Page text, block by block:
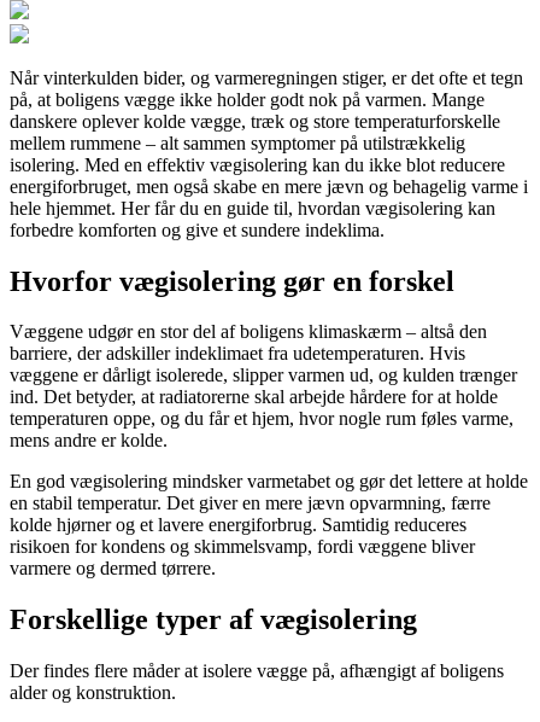
Når vinterkulden bider, og varmeregningen stiger, er det ofte et tegn
på, at boligens vægge ikke holder godt nok på varmen. Mange
danskere oplever kolde vægge, træk og store temperaturforskelle
mellem rummene – alt sammen symptomer på utilstrækkelig
isolering. Med en effektiv vægisolering kan du ikke blot reducere
energiforbruget, men også skabe en mere jævn og behagelig varme i
hele hjemmet. Her får du en guide til, hvordan vægisolering kan
forbedre komforten og give et sundere indeklima.
Hvorfor vægisolering gør en forskel
Væggene udgør en stor del af boligens klimaskærm – altså den
barriere, der adskiller indeklimaet fra udetemperaturen. Hvis
væggene er dårligt isolerede, slipper varmen ud, og kulden trænger
ind. Det betyder, at radiatorerne skal arbejde hårdere for at holde
temperaturen oppe, og du får et hjem, hvor nogle rum føles varme,
mens andre er kolde.
En god vægisolering mindsker varmetabet og gør det lettere at holde
en stabil temperatur. Det giver en mere jævn opvarmning, færre
kolde hjørner og et lavere energiforbrug. Samtidig reduceres
risikoen for kondens og skimmelsvamp, fordi væggene bliver
varmere og dermed tørrere.
Forskellige typer af vægisolering
Der findes flere måder at isolere vægge på, afhængigt af boligens
alder og konstruktion.